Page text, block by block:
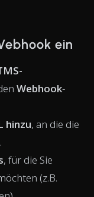
ein
Webhook-
hinzu, an die die
, für die Sie
(z.B.